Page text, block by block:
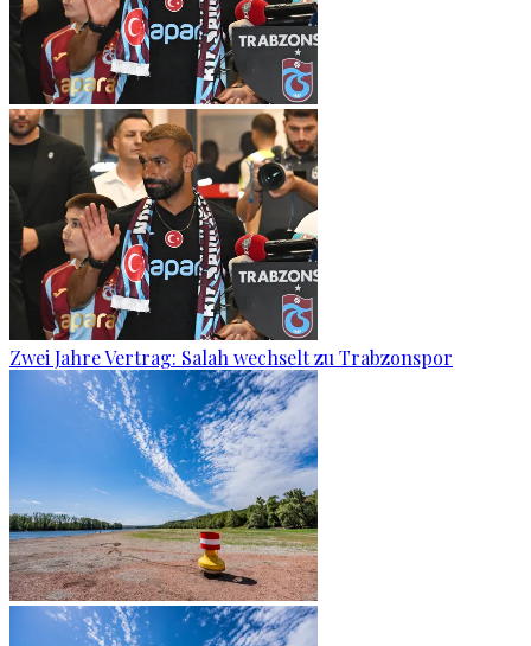
Zwei Jahre Vertrag: Salah wechselt zu Trabzonspor